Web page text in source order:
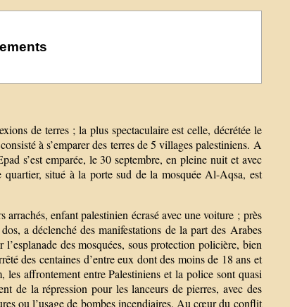
de terres ; la plus spectaculaire est celle, décrétée le
à s’emparer des terres de 5 villages palestiniens. A
s’est emparée, le 30 septembre, en pleine nuit et avec
situé à la porte sud de la mosquée Al-Aqsa, est
enfant palestinien écrasé avec une voiture ; près
a déclenché des manifestations de la part des Arabes
des mosquées, sous protection policière, bien
des centaines d’entre eux dont des moins de 18 ans et
les affrontement entre Palestiniens et la police sont quasi
de la répression pour les lanceurs de pierres, avec des
ou l’usage de bombes incendiaires. Au cœur du conflit